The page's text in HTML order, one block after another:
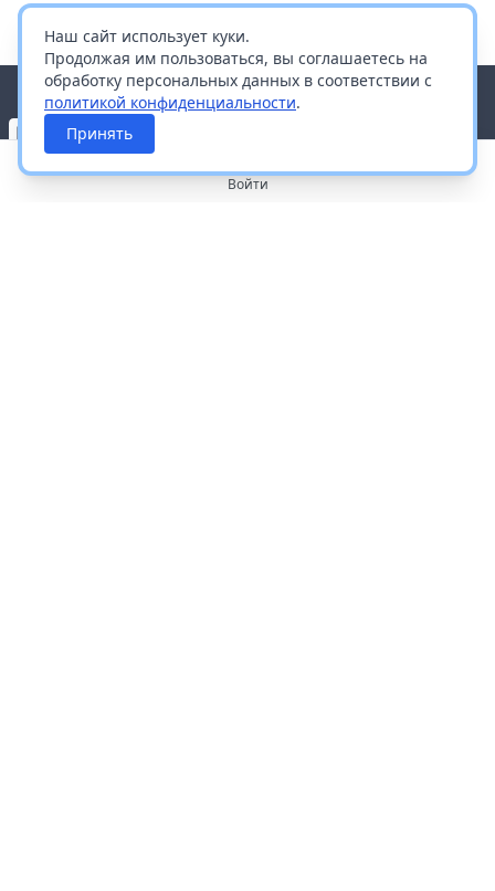
Наш сайт использует куки.
Продолжая им пользоваться, вы соглашаетесь на
обработку персональных данных в соответствии с
политикой конфиденциальности.
Принять
Войти